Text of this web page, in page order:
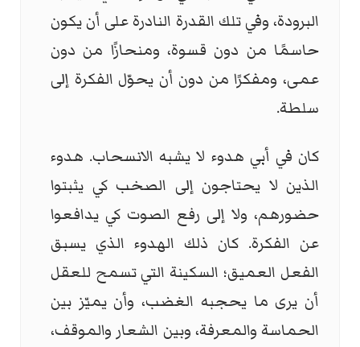
البرودة، وفي تلك القدرة النادرة على أن يكون
حاسمًا من دون قسوة، ومنحازًا من دون
عمى، ومفكرًا من دون أن يحوّل الفكرة إلى
سلطة.
كان في أبي هدوء لا يشبه الانسحاب. هدوء
الذين لا يحتاجون إلى الصخب كي يثبتوا
حضورهم، ولا إلى رفع الصوت كي يدافعوا
عن الفكرة. كان ذلك الهدوء الذي يسبق
الفعل العميق؛ السكينة التي تسمح للعقل
أن يرى ما يحجبه الغضب، وأن يميّز بين
الحماسة والمعرفة، وبين الشعار والموقف،